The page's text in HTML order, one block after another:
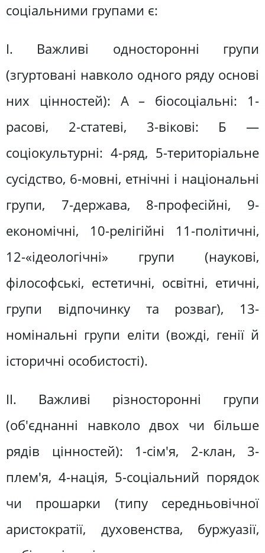
соціальними групами є:
I. Важливі односторонні групи
(згуртовані навколо одного ряду основі
них цінностей): А – біосоціальні: 1-
расові, 2-статеві, 3-вікові: Б —
соціокультурні: 4-ряд, 5-територіальне
сусідство, 6-мовні, етнічні і національні
групи, 7-держава, 8-професійні, 9-
економічні, 10-релігійні 11-політичні,
12-«ідеологічні» групи (наукові,
філософські, естетичні, освітні, етичні,
групи відпочинку та розваг), 13-
номінальні групи еліти (вожді, генії й
історичні особистості).
II. Важливі різносторонні групи
(об'єднанні навколо двох чи більше
рядів цінностей): 1-сім'я, 2-клан, 3-
плем'я, 4-нація, 5-соціальний порядок
чи прошарки (типу середньовічної
аристократії, духовенства, буржуазії,